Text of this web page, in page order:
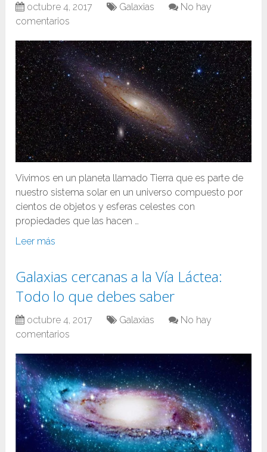
octubre 4, 2017 Galaxias
No hay
comentarios
Vivimos en un planeta llamado Tierra que es parte de
nuestro sistema solar en un universo compuesto por
cientos de objetos y esferas celestes con
propiedades que las hacen …
Leer más
Galaxias cercanas a la Vía Láctea:
Todo lo que debes saber
octubre 4, 2017 Galaxias
No hay
comentarios